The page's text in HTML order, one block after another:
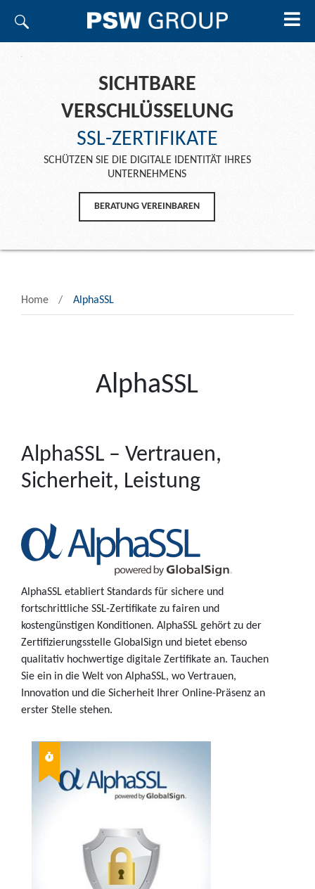
SICHTBARE
VERSCHLÜSSELUNG
SSL-ZERTIFIKATE
SCHÜTZEN SIE DIE DIGITALE IDENTITÄT IHRES
UNTERNEHMENS
BERATUNG VEREINBAREN
Home AlphaSSL
AlphaSSL
AlphaSSL – Vertrauen,
Sicherheit, Leistung
AlphaSSL etabliert Standards für sichere und
fortschrittliche SSL-Zertifikate zu fairen und
kostengünstigen Konditionen. AlphaSSL gehört zu der
Zertifizierungsstelle GlobalSign und bietet ebenso
qualitativ hochwertige digitale Zertifikate an. Tauchen
Sie ein in die Welt von AlphaSSL, wo Vertrauen,
Innovation und die Sicherheit Ihrer Online-Präsenz an
erster Stelle stehen.